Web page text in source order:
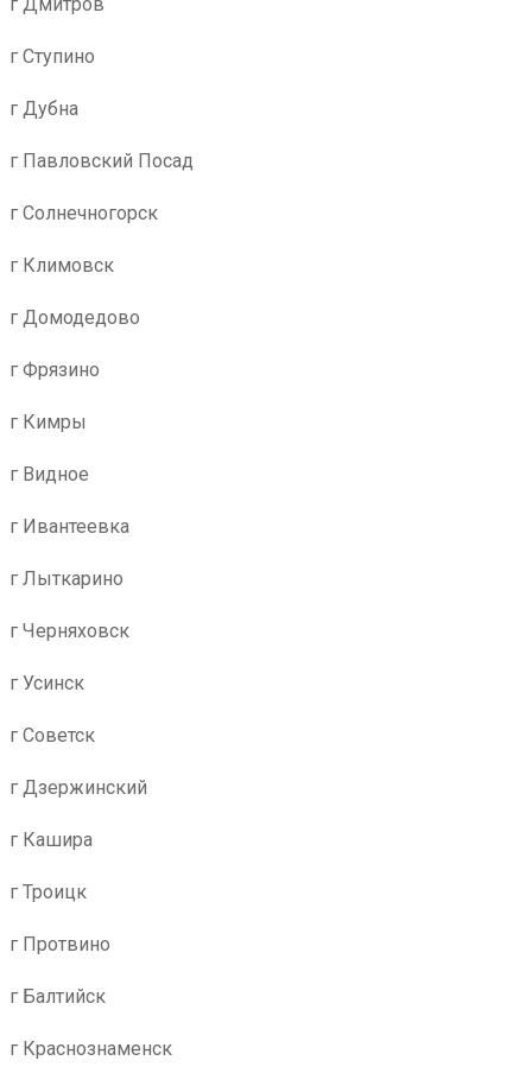
г Ступино
г Дубна
г Павловский Посад
г Солнечногорск
г Климовск
г Домодедово
г Фрязино
г Кимры
г Видное
г Ивантеевка
г Лыткарино
г Черняховск
г Усинск
г Советск
г Дзержинский
г Кашира
г Троицк
г Протвино
г Балтийск
г Краснознаменск